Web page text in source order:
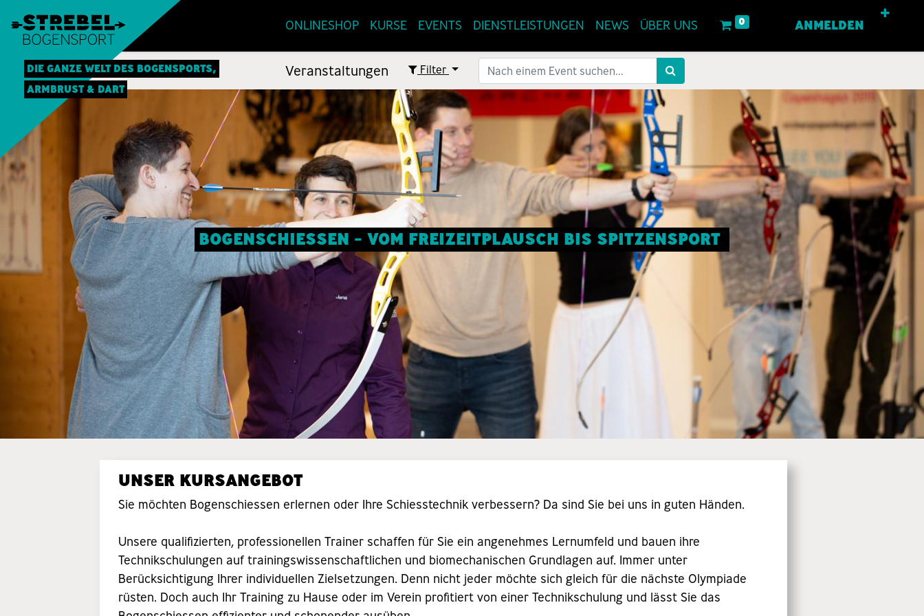
DIE GANZE WELT DES BOGENSPORTS,
ARMBRUST & DART
ONLINESHOP KURSE EVENTS DIENSTLEISTUNGEN NEWS ÜBER UNS 0 ANMELDEN
Veranstaltungen Filter
BOGENSCHIESSEN - VOM FREIZEITPLAUSCH BIS SPITZENSPORT
UNSER KURSANGEBOT
Sie möchten Bogenschiessen erlernen oder Ihre Schiesstechnik verbessern? Da sind Sie bei uns in guten Händen.
Unsere qualifizierten, professionellen Trainer schaffen für Sie ein angenehmes Lernumfeld und bauen ihre
Technikschulungen auf trainingswissenschaftlichen und biomechanischen Grundlagen auf. Immer unter
Berücksichtigung Ihrer individuellen Zielsetzungen. Denn nicht jeder möchte sich gleich für die nächste Olympiade
rüsten. Doch auch Ihr Training zu Hause oder im Verein profitiert von einer Technikschulung und lässt Sie das